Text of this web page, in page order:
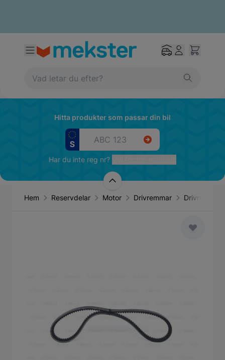
Hitta produkter som passar din bil
Har du inte reg nr?
Hem Reservdelar Motor Drivremmar Drivrem